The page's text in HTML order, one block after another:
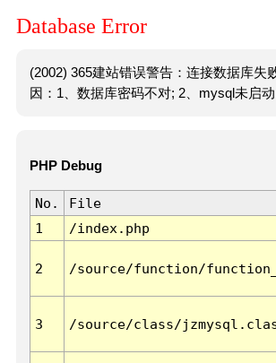
Database Error
(2002) 365建站错误警告：连接数据库失
因：1、数据库密码不对; 2、mysql未启动
PHP Debug
No. File
1
/index.php
2 /source/function/
3 /source/class/